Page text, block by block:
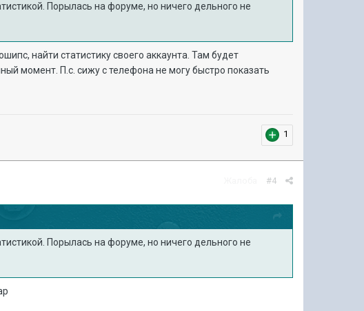
Порылась на форуме, но ничего дельного не
найти статистику своего аккаунта. Там будет
момент. П.с. сижу с телефона не могу быстро показать
1
#4
Порылась на форуме, но ничего дельного не